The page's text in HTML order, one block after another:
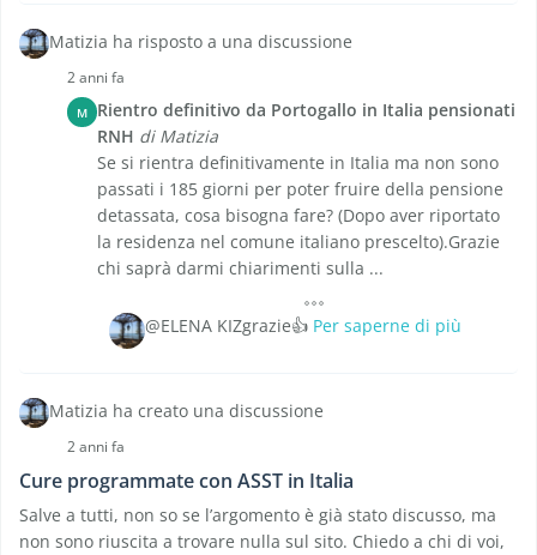
Matizia ha risposto a una discussione
2 anni fa
M
Rientro definitivo da Portogallo in Italia pensionati
RNH di Matizia
Se si rientra definitivamente in Italia ma non sono
passati i 185 giorni per poter fruire della pensione
detassata, cosa bisogna fare? (Dopo aver riportato
la residenza nel comune italiano prescelto).Grazie
chi saprà darmi chiarimenti sulla ...
@ELENA KIZgrazie👍 Per saperne di più
Matizia ha creato una discussione
2 anni fa
Cure programmate con ASST in Italia
Salve a tutti, non so se l’argomento è già stato discusso, ma
non sono riuscita a trovare nulla sul sito. Chiedo a chi di voi,